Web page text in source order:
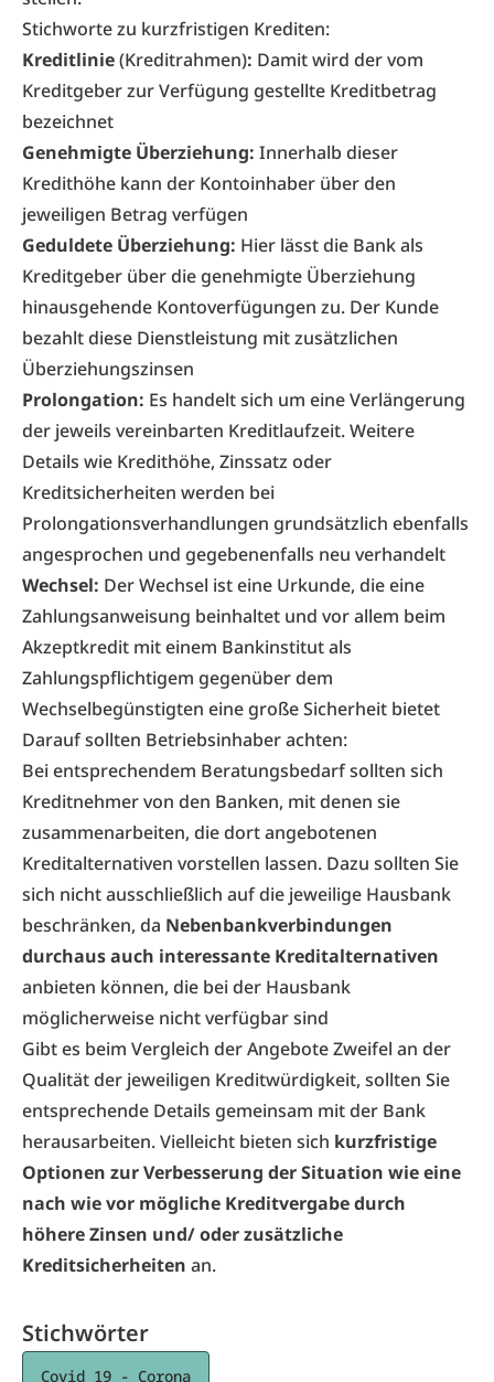
Stichworte zu kurzfristigen Krediten:
Kreditlinie(Kreditrahmen): Damit wird der vom
Kreditgeber zur Verfügung gestellte Kreditbetrag
bezeichnet
Genehmigte Überziehung: Innerhalb dieser
Kredithöhe kann der Kontoinhaber über den
jeweiligen Betrag verfügen
Geduldete Überziehung: Hier lässt die Bank als
Kreditgeber über die genehmigte Überziehung
hinausgehende Kontoverfügungen zu. Der Kunde
bezahlt diese Dienstleistung mit zusätzlichen
Überziehungszinsen
Prolongation: Es handelt sich um eine Verlängerung
der jeweils vereinbarten Kreditlaufzeit. Weitere
Details wie Kredithöhe, Zinssatz oder
Kreditsicherheiten werden bei
Prolongationsverhandlungen grundsätzlich ebenfalls
angesprochen und gegebenenfalls neu verhandelt
Wechsel: Der Wechsel ist eine Urkunde, die eine
Zahlungsanweisung beinhaltet und vor allem beim
Akzeptkredit mit einem Bankinstitut als
Zahlungspflichtigem gegenüber dem
Wechselbegünstigten eine große Sicherheit bietet
Darauf sollten Betriebsinhaber achten:
Bei entsprechendem Beratungsbedarf sollten sich
Kreditnehmer von den Banken, mit denen sie
zusammenarbeiten, die dort angebotenen
Kreditalternativen vorstellen lassen. Dazu sollten Sie
sich nicht ausschließlich auf die jeweilige Hausbank
beschränken, da Nebenbankverbindungen
durchaus auch interessante Kreditalternativen
anbieten können, die bei der Hausbank
möglicherweise nicht verfügbar sind
Gibt es beim Vergleich der Angebote Zweifel an der
Qualität der jeweiligen Kreditwürdigkeit, sollten Sie
entsprechende Details gemeinsam mit der Bank
herausarbeiten. Vielleicht bieten sich kurzfristige
Optionen zur Verbesserung der Situation wie eine
nach wie vor mögliche Kreditvergabe durch
höhere Zinsen und/ oder zusätzliche
Kreditsicherheiten an.
Stichwörter
Covid 19 - Corona